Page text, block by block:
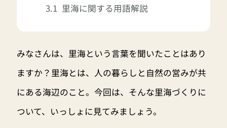
里海に関する用語解説
みなさんは、里海という言葉を聞いたことはあり
ますか？里海とは、人の暮らしと自然の営みが共
にある海辺のこと。今回は、そんな里海づくりに
ついて、いっしょに見てみましょう。